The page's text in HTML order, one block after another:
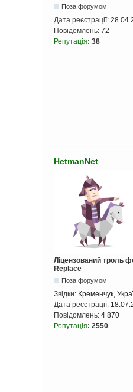
Поза форумом
Дата реєстрації:
Повідомлень: 72
Репутація: 38
HetmanNet
Ліцензований троль
Replace
Поза форумом
Звідки: Кременчук,
Дата реєстрації:
Повідомлень: 4 870
Репутація: 2550